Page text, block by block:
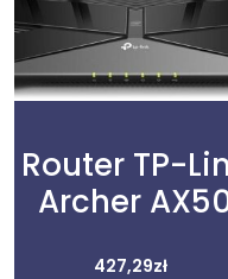
Router TP-
Archer
427,29zł